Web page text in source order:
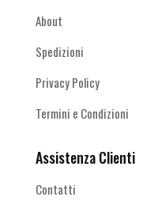
About
Spedizioni
Privacy Policy
Termini e Condizioni
Assistenza Clienti
Contatti